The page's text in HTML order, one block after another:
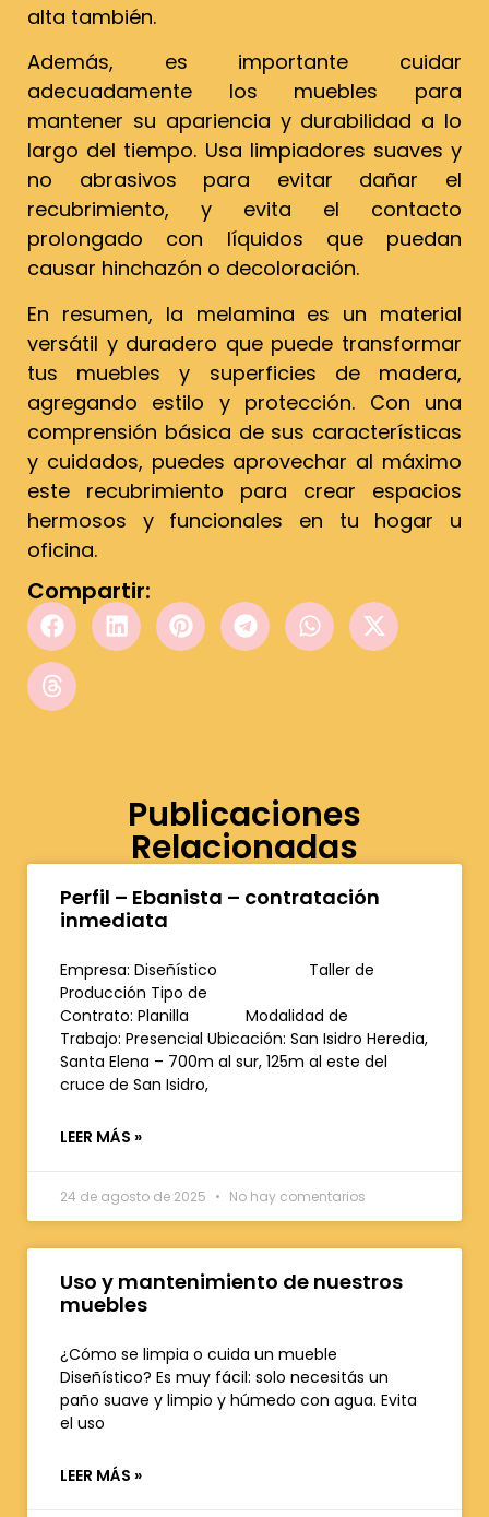
alta también.
Además, es importante cuidar
adecuadamente los muebles para
mantener su apariencia y durabilidad a lo
largo del tiempo. Usa limpiadores suaves y
no abrasivos para evitar dañar el
recubrimiento, y evita el contacto
prolongado con líquidos que puedan
causar hinchazón o decoloración.
En resumen, la melamina es un material
versátil y duradero que puede transformar
tus muebles y superficies de madera,
agregando estilo y protección. Con una
comprensión básica de sus características
y cuidados, puedes aprovechar al máximo
este recubrimiento para crear espacios
hermosos y funcionales en tu hogar u
oficina.
Compartir:
Publicaciones
Relacionadas
Perfil – Ebanista – contratación
inmediata
Empresa: Diseñístico Taller de
Producción Tipo de
Contrato: Planilla Modalidad de
Trabajo: Presencial Ubicación: San Isidro Heredia,
Santa Elena – 700m al sur, 125m al este del
cruce de San Isidro,
LEER MÁS »
24 de agosto de 2025 No hay comentarios
Uso y mantenimiento de nuestros
muebles
¿Cómo se limpia o cuida un mueble
Diseñístico? Es muy fácil: solo necesitás un
paño suave y limpio y húmedo con agua. Evita
el uso
LEER MÁS »